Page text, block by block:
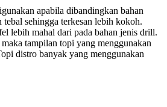
apabila dibandingkan bahan
sehingga terkesan lebih kokoh.
lebih mahal dari pada bahan jenis drill.
tampilan topi yang menggunakan
distro banyak yang menggunakan